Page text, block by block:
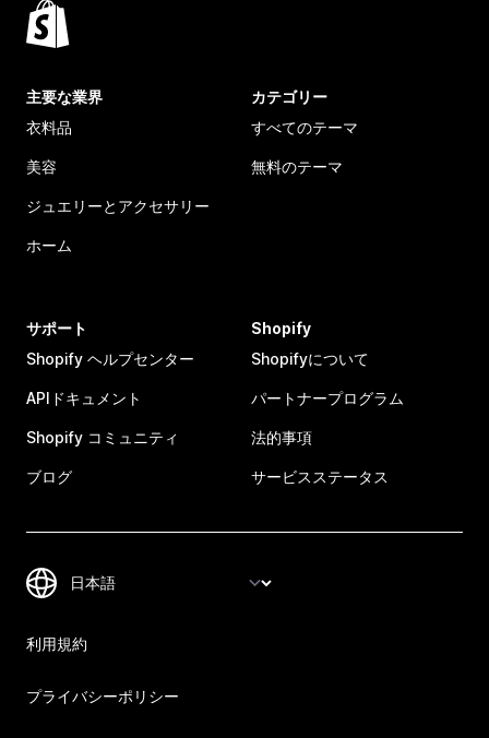
主要な業界
衣料品
美容
ジュエリーとアクセサリー
ホーム
カテゴリー
すべてのテーマ
無料のテーマ
サポート
Shopify ヘルプセンター
APIドキュメント
Shopify コミュニティ
ブログ
Shopify
Shopifyについて
パートナープログラム
法的事項
サービスステータス
利用規約
プライバシーポリシー